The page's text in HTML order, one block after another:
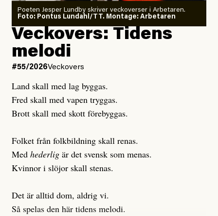
Publicerad6 August, 2026
Uppdaterad7 August, 2026
Joel Kellgren
Publicerad3 August, 2026
Uppdaterad3 August, 2026
Poeten Jesper Lundby skriver veckoverser i Arbetaren.
Foto: Pontus Lundahl/TT. Montage: Arbetaren
Veckovers: Tidens
melodi
#55/2026Veckovers
Land skall med lag byggas.
Fred skall med vapen tryggas.
Brott skall med skott förebyggas.
Folket från folkbildning skall renas.
Med hederlig är det svensk som menas.
Kvinnor i slöjor skall stenas.
Det är alltid dom, aldrig vi.
Så spelas den här tidens melodi.